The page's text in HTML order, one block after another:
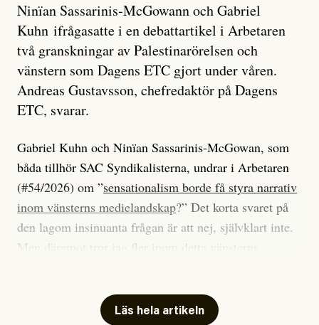
Ninïan Sassarinis-McGowann och Gabriel
Kuhn ifrågasatte i en debattartikel i Arbetaren
två granskningar av Palestinarörelsen och
vänstern som Dagens ETC gjort under våren.
Andreas Gustavsson, chefredaktör på Dagens
ETC, svarar.
Gabriel Kuhn och Ninïan Sassarinis-McGowan, som
båda tillhör SAC Syndikalisterna, undrar i Arbetaren
(#54/2026) om ”sensationalism borde få styra narrativ
inom vänsterns medielandskap?” Det korta svaret på
den lagom insinuanta frågan är att nej, självklart inte.
Men däremot tror jag fler inom detta vänsterns
journalistik som vänder sig till många snarare än att
Läs hela artikeln